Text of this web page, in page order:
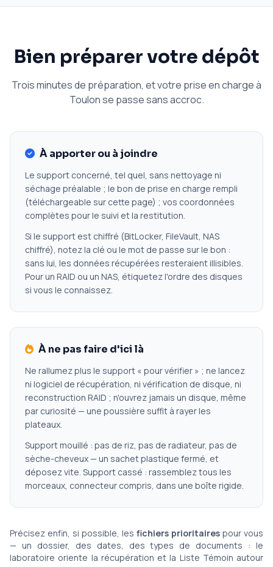
Bien préparer votre dépôt
Trois minutes de préparation, et votre prise en charge à
Toulon se passe sans accroc.
À apporter ou à joindre
Le support concerné, tel quel, sans nettoyage ni
séchage préalable ; le bon de prise en charge rempli
(téléchargeable sur cette page) ; vos coordonnées
complètes pour le suivi et la restitution.
Si le support est chiffré (BitLocker, FileVault, NAS
chiffré), notez la clé ou le mot de passe sur le bon :
sans lui, les données récupérées resteraient illisibles.
Pour un RAID ou un NAS, étiquetez l'ordre des disques
si vous le connaissez.
À ne pas faire d'ici là
Ne rallumez plus le support « pour vérifier » ; ne lancez
ni logiciel de récupération, ni vérification de disque, ni
reconstruction RAID ; n'ouvrez jamais un disque, même
par curiosité — une poussière suffit à rayer les
plateaux.
Support mouillé : pas de riz, pas de radiateur, pas de
sèche-cheveux — un sachet plastique fermé, et
déposez vite. Support cassé : rassemblez tous les
morceaux, connecteur compris, dans une boîte rigide.
Précisez enfin, si possible, les fichiers prioritaires pour vous
— un dossier, des dates, des types de documents : le
laboratoire oriente la récupération et la Liste Témoin autour